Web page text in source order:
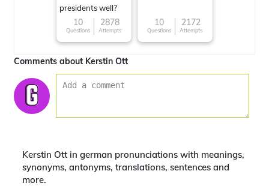
presidents well?
10
Questions
2878
Attempts
10
Questions
2172
Attempts
Comments about Kerstin Ott
Kerstin Ott in german pronunciations with meanings,
synonyms, antonyms, translations, sentences and
more.